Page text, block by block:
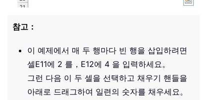
참고：
이 예제에서 매 두 행마다 빈 행을 삽입하려면
셀E11에 2 를， E12에 4 을 입력하세요。
그런 다음 이 두 셀을 선택하고 채우기 핸들을
아래로 드래그하여 일련의 숫자를 채우세요。